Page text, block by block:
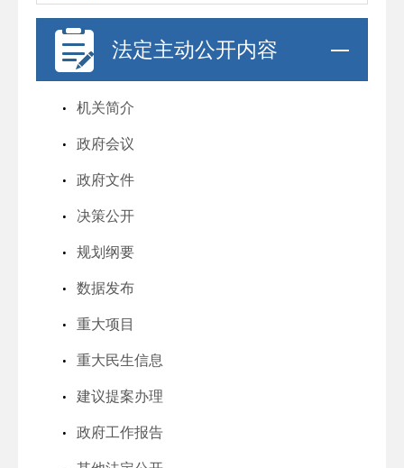
法定主动公开内容
机关简介
政府会议
政府文件
决策公开
规划纲要
数据发布
重大项目
重大民生信息
建议提案办理
政府工作报告